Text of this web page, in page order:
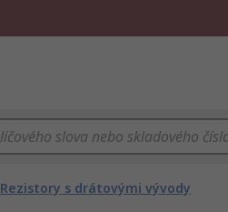
Rezistory s drátovými vývody